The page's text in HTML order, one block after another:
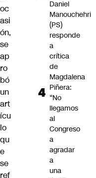
oc
asi
ón,
se
ap
ro
bó
un
art
ícu
lo
qu
e
se
ref
Daniel
Manouchehri
(PS)
responde
a
crítica
de
Magdalena
Piñera:
“No
llegamos
al
Congreso
a
agradar
a
una